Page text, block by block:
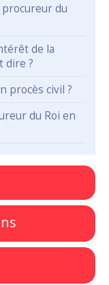
du
de la
dire ?
procès civil ?
du Roi en